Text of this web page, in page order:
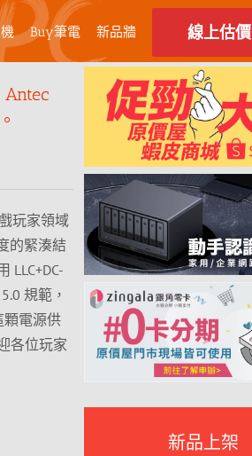
Buy筆電 新品牆 線上估價
玩家領域
的緊湊結
LLC+DC-
規範，
顆電源供
各位玩家
新品上架